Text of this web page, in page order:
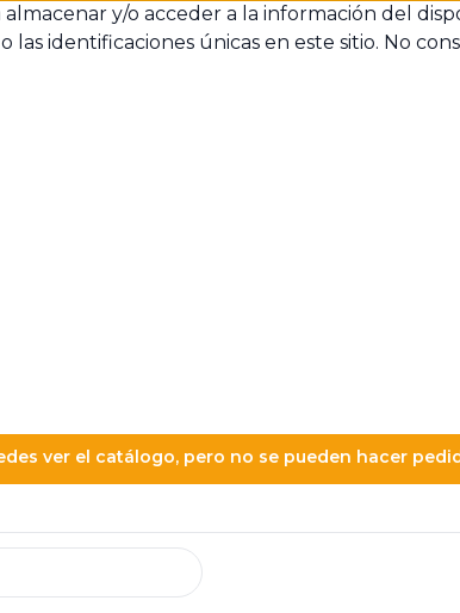
y/o acceder a la información del
identificaciones únicas en este sitio. No
ver el catálogo, pero no se pueden hacer